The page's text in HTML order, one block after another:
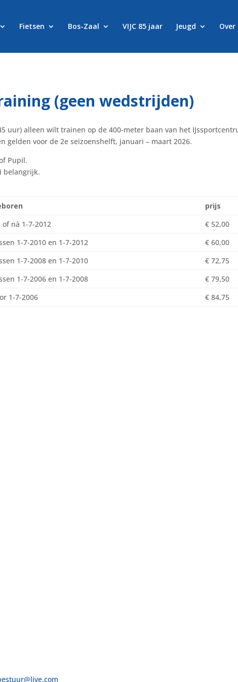
Fietsen Bos-Zaal VIJC 85 jaar Jeugd Over
(geen wedstrijden)
uur) alleen wilt trainen op de 400-meter baan van het
voor de 2e seizoenshelft, januari – maart 2026.
Pupil.
belangrijk.
prijs
of nà 1-7-2012
€ 52,00
1-7-2010 en 1-7-2012
€ 60,00
1-7-2008 en 1-7-2010
€ 72,75
1-7-2006 en 1-7-2008
€ 79,50
1-7-2006 € 84,75